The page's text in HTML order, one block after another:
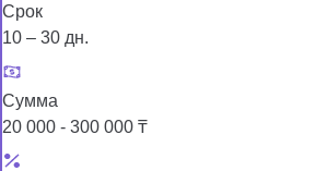
Срок
10 – 30 дн.
Сумма
20 000 - 300 000 ₸